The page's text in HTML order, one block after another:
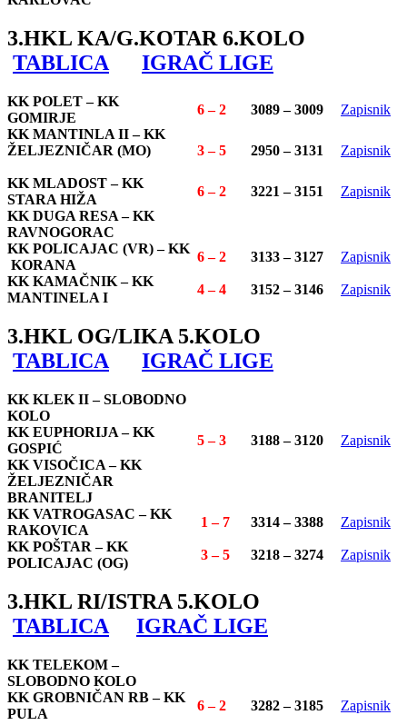
3.HKL KA/G.KOTAR 6.KOLO
TABLICA
IGRAČ LIGE
KK POLET – KK
GOMIRJE
6 – 2 3089 – 3009
Zapisnik
KK MANTINLA II – KK
ŽELJEZNIČAR (MO)
3 – 5 2950 – 3131 Zapisnik
KK MLADOST – KK
STARA HIŽA
6 – 2 3221 – 3151
Zapisnik
KK DUGA RESA – KK
RAVNOGORAC
KK POLICAJAC (VR) – KK
KORANA
6 – 2 3133 – 3127
Zapisnik
KK KAMAČNIK – KK
MANTINELA I
4 – 4 3152 – 3146 Zapisnik
3.HKL OG/LIKA 5.KOLO
TABLICA
IGRAČ LIGE
KK KLEK II – SLOBODNO
KOLO
KK EUPHORIJA – KK
GOSPIĆ
5 – 3 3188 – 3120
Zapisnik
KK VISOČICA – KK
ŽELJEZNIČAR
BRANITELJ
KK VATROGASAC – KK
RAKOVICA
1 – 7 3314 – 3388
Zapisnik
KK POŠTAR – KK
POLICAJAC (OG)
3 – 5 3218 – 3274 Zapisnik
3.HKL RI/ISTRA 5.KOLO
TABLICA
IGRAČ LIGE
KK TELEKOM –
SLOBODNO KOLO
KK GROBNIČAN RB – KK
PULA
6 – 2 3282 – 3185
Zapisnik